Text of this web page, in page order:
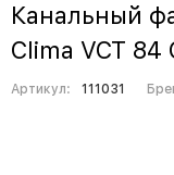
Канальный
Clima VCT 84
Артикул: 111031